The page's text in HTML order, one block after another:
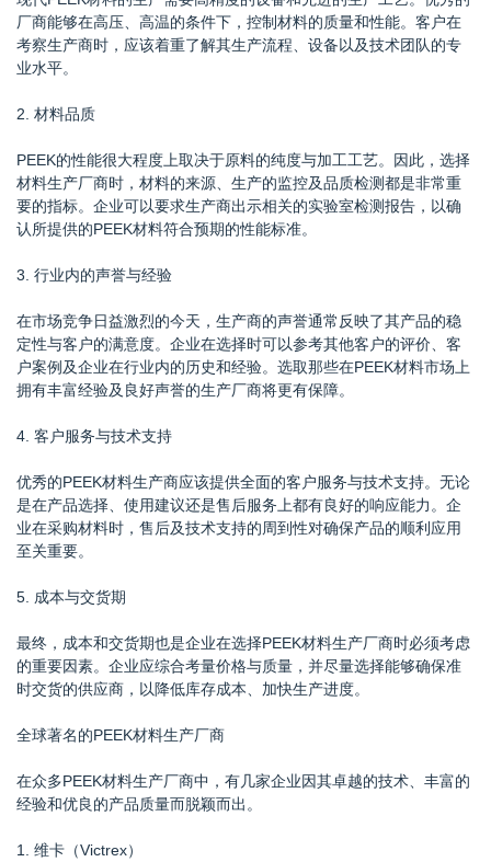
厂商能够在高压、高温的条件下，控制材料的质量和性能。客户在
考察生产商时，应该着重了解其生产流程、设备以及技术团队的专
业水平。
2. 材料品质
PEEK的性能很大程度上取决于原料的纯度与加工工艺。因此，选择
材料生产厂商时，材料的来源、生产的监控及品质检测都是非常重
要的指标。企业可以要求生产商出示相关的实验室检测报告，以确
认所提供的PEEK材料符合预期的性能标准。
3. 行业内的声誉与经验
在市场竞争日益激烈的今天，生产商的声誉通常反映了其产品的稳
定性与客户的满意度。企业在选择时可以参考其他客户的评价、客
户案例及企业在行业内的历史和经验。选取那些在PEEK材料市场上
拥有丰富经验及良好声誉的生产厂商将更有保障。
4. 客户服务与技术支持
优秀的PEEK材料生产商应该提供全面的客户服务与技术支持。无论
是在产品选择、使用建议还是售后服务上都有良好的响应能力。企
业在采购材料时，售后及技术支持的周到性对确保产品的顺利应用
至关重要。
5. 成本与交货期
最终，成本和交货期也是企业在选择PEEK材料生产厂商时必须考虑
的重要因素。企业应综合考量价格与质量，并尽量选择能够确保准
时交货的供应商，以降低库存成本、加快生产进度。
全球著名的PEEK材料生产厂商
在众多PEEK材料生产厂商中，有几家企业因其卓越的技术、丰富的
经验和优良的产品质量而脱颖而出。
1. 维卡（Victrex）